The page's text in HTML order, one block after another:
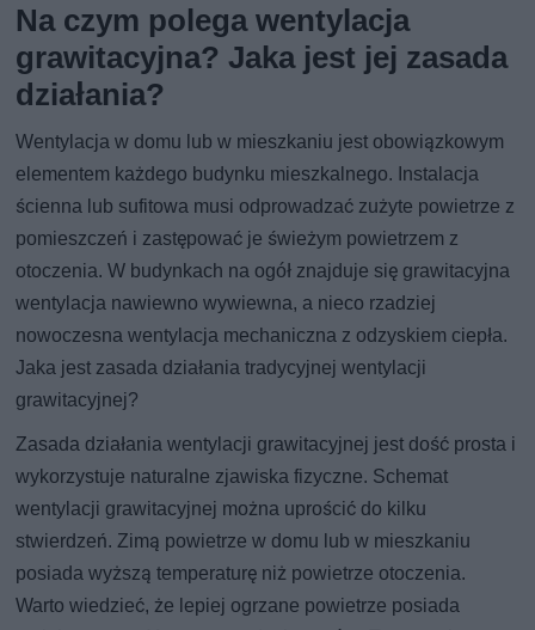
Na czym polega wentylacja
grawitacyjna? Jaka jest jej zasada
działania?
Wentylacja w domu lub w mieszkaniu jest obowiązkowym
elementem każdego budynku mieszkalnego. Instalacja
ścienna lub sufitowa musi odprowadzać zużyte powietrze z
pomieszczeń i zastępować je świeżym powietrzem z
otoczenia. W budynkach na ogół znajduje się grawitacyjna
wentylacja nawiewno wywiewna, a nieco rzadziej
nowoczesna wentylacja mechaniczna z odzyskiem ciepła.
Jaka jest zasada działania tradycyjnej wentylacji
grawitacyjnej?
Zasada działania wentylacji grawitacyjnej jest dość prosta i
wykorzystuje naturalne zjawiska fizyczne. Schemat
wentylacji grawitacyjnej można uprościć do kilku
stwierdzeń. Zimą powietrze w domu lub w mieszkaniu
posiada wyższą temperaturę niż powietrze otoczenia.
Warto wiedzieć, że lepiej ogrzane powietrze posiada